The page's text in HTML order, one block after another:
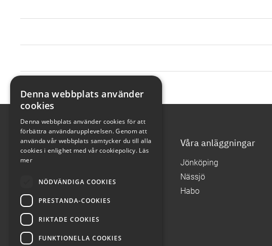
Våra tjänster
Kontakta oss
Sök bilar
Begagnade bilar
Visselblåsning
Nyheter
Våra anläggningar
Jönköping
Nässjö
Habo
Denna webbplats använder
cookies
Denna webbplats använder cookies för att
förbättra användarupplevelsen. Genom att
använda vår webbplats samtycker du till alla
cookies i enlighet med vår cookiepolicy. Läs
mer
NÖDVÄNDIGA COOKIES
PRESTANDA-COOKIES
RIKTADE COOKIES
FUNKTIONELLA COOKIES